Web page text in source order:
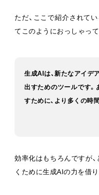
ただ、ここで紹介されて
てこのようにおっしゃって
生成AIは、新たなアイデ
出すためのツールです。
すために、より多くの時
効率化はもちろんですが
くために生成AIの力を借